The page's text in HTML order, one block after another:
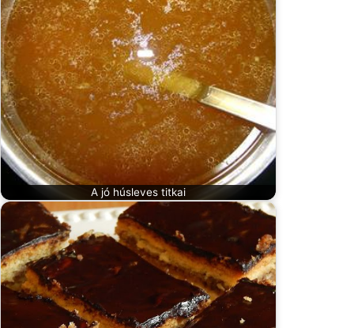
A jó húsleves titkai